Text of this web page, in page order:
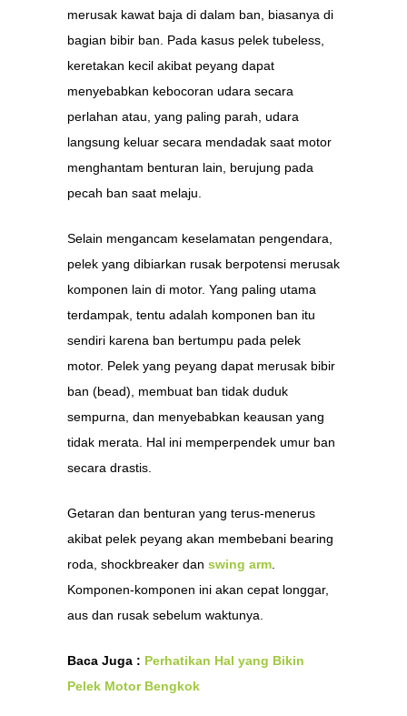
merusak kawat baja di dalam ban, biasanya di
bagian bibir ban. Pada kasus pelek tubeless,
keretakan kecil akibat peyang dapat
menyebabkan kebocoran udara secara
perlahan atau, yang paling parah, udara
langsung keluar secara mendadak saat motor
menghantam benturan lain, berujung pada
pecah ban saat melaju.
Selain mengancam keselamatan pengendara,
pelek yang dibiarkan rusak berpotensi merusak
komponen lain di motor. Yang paling utama
terdampak, tentu adalah komponen ban itu
sendiri karena ban bertumpu pada pelek
motor. Pelek yang peyang dapat merusak bibir
ban (bead), membuat ban tidak duduk
sempurna, dan menyebabkan keausan yang
tidak merata. Hal ini memperpendek umur ban
secara drastis.
Getaran dan benturan yang terus-menerus
akibat pelek peyang akan membebani bearing
roda, shockbreaker dan swing arm
Komponen-komponen ini akan cepat longgar,
aus dan rusak sebelum waktunya.
Baca Juga : Perhatikan Hal yang Bikin
Pelek Motor Bengkok